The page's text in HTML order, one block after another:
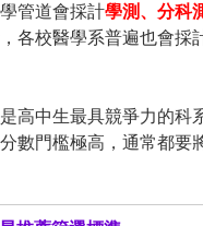
管道會採計學測、分科
各校醫學系普遍也會採
高中生最具競爭力的科
數門檻極高，通常都要